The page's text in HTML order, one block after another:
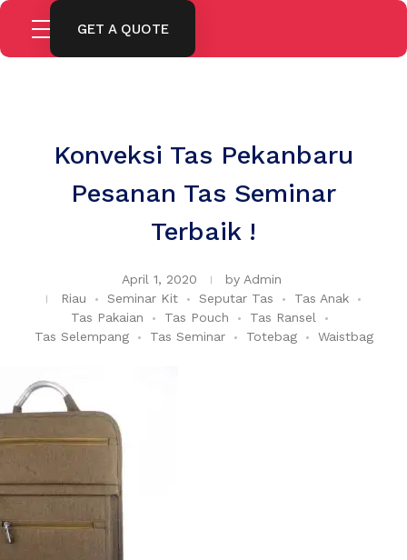
GET A QUOTE
Konveksi Tas Pekanbaru
Pesanan Tas Seminar
Terbaik !
April 1, 2020 by Admin
Riau
Seminar Kit Seputar Tas
Tas Anak
Tas Pakaian
Tas Pouch
Tas Ransel
Tas Selempang
Tas Seminar Totebag Waistbag